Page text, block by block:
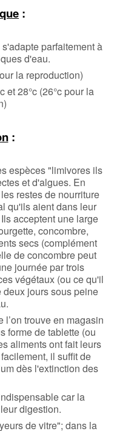
:
parfaitement à
d'eau.
la reproduction)
et 28°c (26°c pour la
:
espèces "limivores ils
et d'algues. En
restes de nourriture
qu'ils aient dans leur
acceptent une large
concombre,
secs (complément
de concombre peut
journée par trois
végétaux (ou ce qu'il
jours sous peine
trouve en magasin
forme de tablette (ou
aliments ont fait leurs
il suffit de
dès l'extinction des
car la
digestion.
de vitre"; dans la